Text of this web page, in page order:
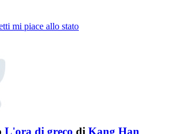
mi piace allo stato
L'ora di greco di Kang Han